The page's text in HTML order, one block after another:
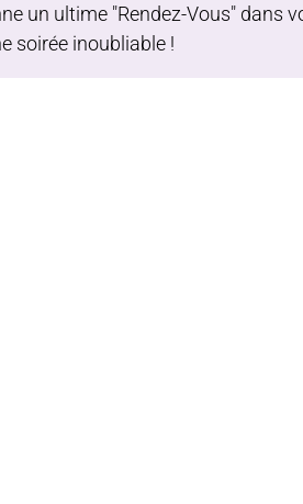
un ultime "Rendez-Vous" dans
soirée inoubliable !